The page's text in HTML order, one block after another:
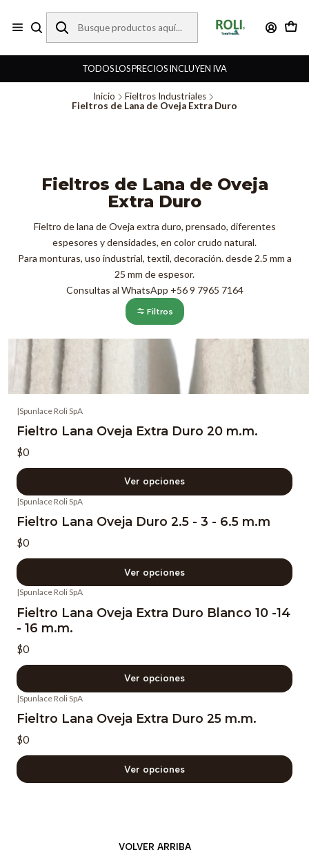
TODOS LOS PRECIOS INCLUYEN IVA
Inicio
Fieltros Industriales
Fieltros de Lana de Oveja Extra Duro
Fieltros de Lana de Oveja
Extra Duro
Fieltro de lana de Oveja extra duro, prensado, diferentes
espesores y densidades, en color crudo natural.
Para monturas, uso industrial, textil, decoración. desde 2.5 mm a
25 mm de espesor.
Consultas al WhatsApp +56 9 7965 7164
Filtros
|Spunlace Roli SpA
Fieltro Lana Oveja Extra Duro 20 m.m.
$0
Ver opciones
|Spunlace Roli SpA
Fieltro Lana Oveja Duro 2.5 - 3 - 6.5 m.m
$0
Ver opciones
|Spunlace Roli SpA
Fieltro Lana Oveja Extra Duro Blanco 10 -14
- 16 m.m.
$0
Ver opciones
|Spunlace Roli SpA
Fieltro Lana Oveja Extra Duro 25 m.m.
$0
Ver opciones
VOLVER ARRIBA